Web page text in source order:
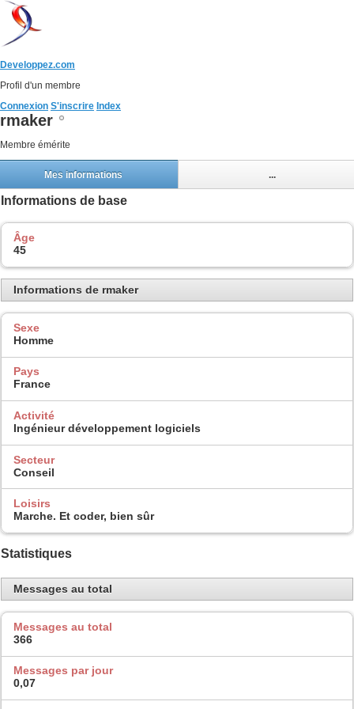
Developpez.com
Profil d'un membre
Connexion S'inscrire Index
rmaker
Membre émérite
Mes informations ...
Informations de base
Âge
45
Informations de rmaker
Sexe
Homme
Pays
France
Activité
Ingénieur développement logiciels
Secteur
Conseil
Loisirs
Marche. Et coder, bien sûr
Statistiques
Messages au total
Messages au total
366
Messages par jour
0,07